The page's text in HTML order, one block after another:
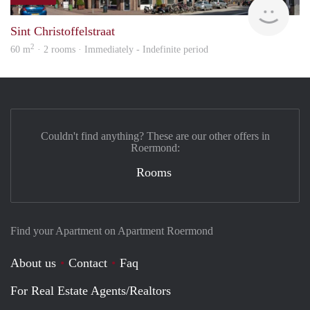
Sint Christoffelstraat
60 m2 · 2 rooms · Immediately - Indefinite period
Find your Apartment on Apartment Roermond
About us Contact
Faq
For Real Estate Agents/Realtors
Couldn't find anything? These are our other offers in
Roermond:
Rooms